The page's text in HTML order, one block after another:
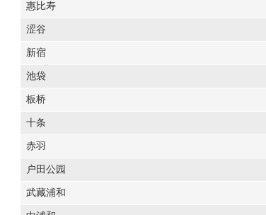
惠比寿
涩谷
新宿
池袋
板桥
十条
赤羽
户田公园
武藏浦和